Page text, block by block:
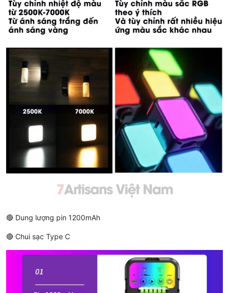
🔴 Dung lượng pin 1200mAh
🔴 Chui sạc Type C